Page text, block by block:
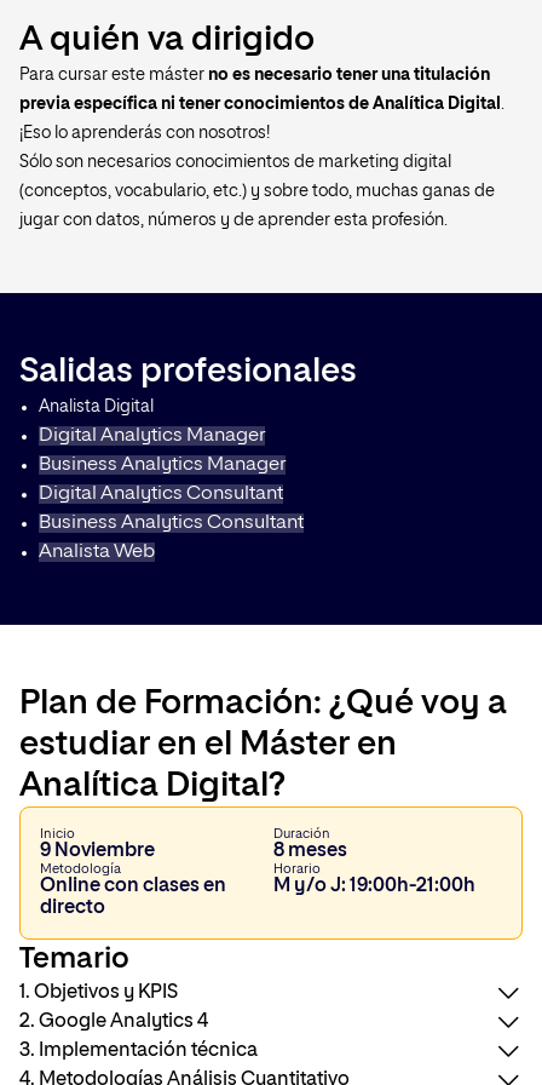
A quién va dirigido
Para cursar este máster no es necesario tener una titulación
previa específica ni tener conocimientos de Analítica Digital
¡Eso lo aprenderás con nosotros!
Sólo son necesarios conocimientos de marketing digital
(conceptos, vocabulario, etc.) y sobre todo, muchas ganas de
jugar con datos, números y de aprender esta profesión.
Salidas profesionales
Analista Digital
Digital Analytics Manager
Business Analytics Manager
Digital Analytics Consultant
Business Analytics Consultant
Analista Web
Plan de Formación: ¿Qué voy a
estudiar en el Máster en
Analítica Digital?
Inicio
9 Noviembre
Duración
8 meses
Metodología
Online con clases en
directo
Horario
M y/o J: 19:00h-21:00h
Temario
1. Objetivos y KPIS
Plan de medición digital
2. Google Analytics 4
3. Implementación técnica
4. Metodologías Análisis Cuantitativo